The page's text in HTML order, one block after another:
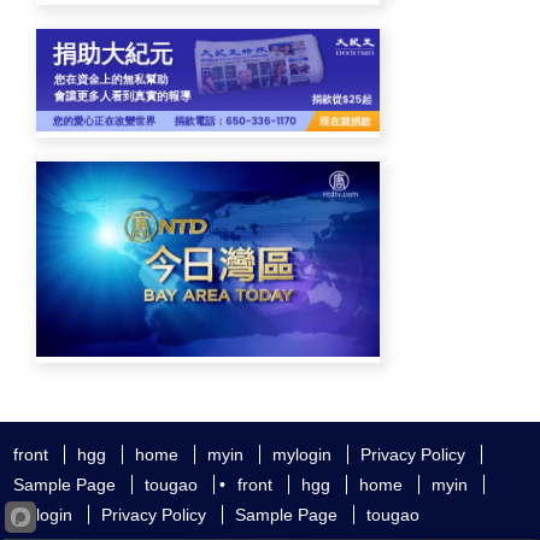
front hgg home myin mylogin
Privacy Policy
Sample Page
tougao • front hgg home
myin
mylogin
Privacy Policy Sample Page tougao